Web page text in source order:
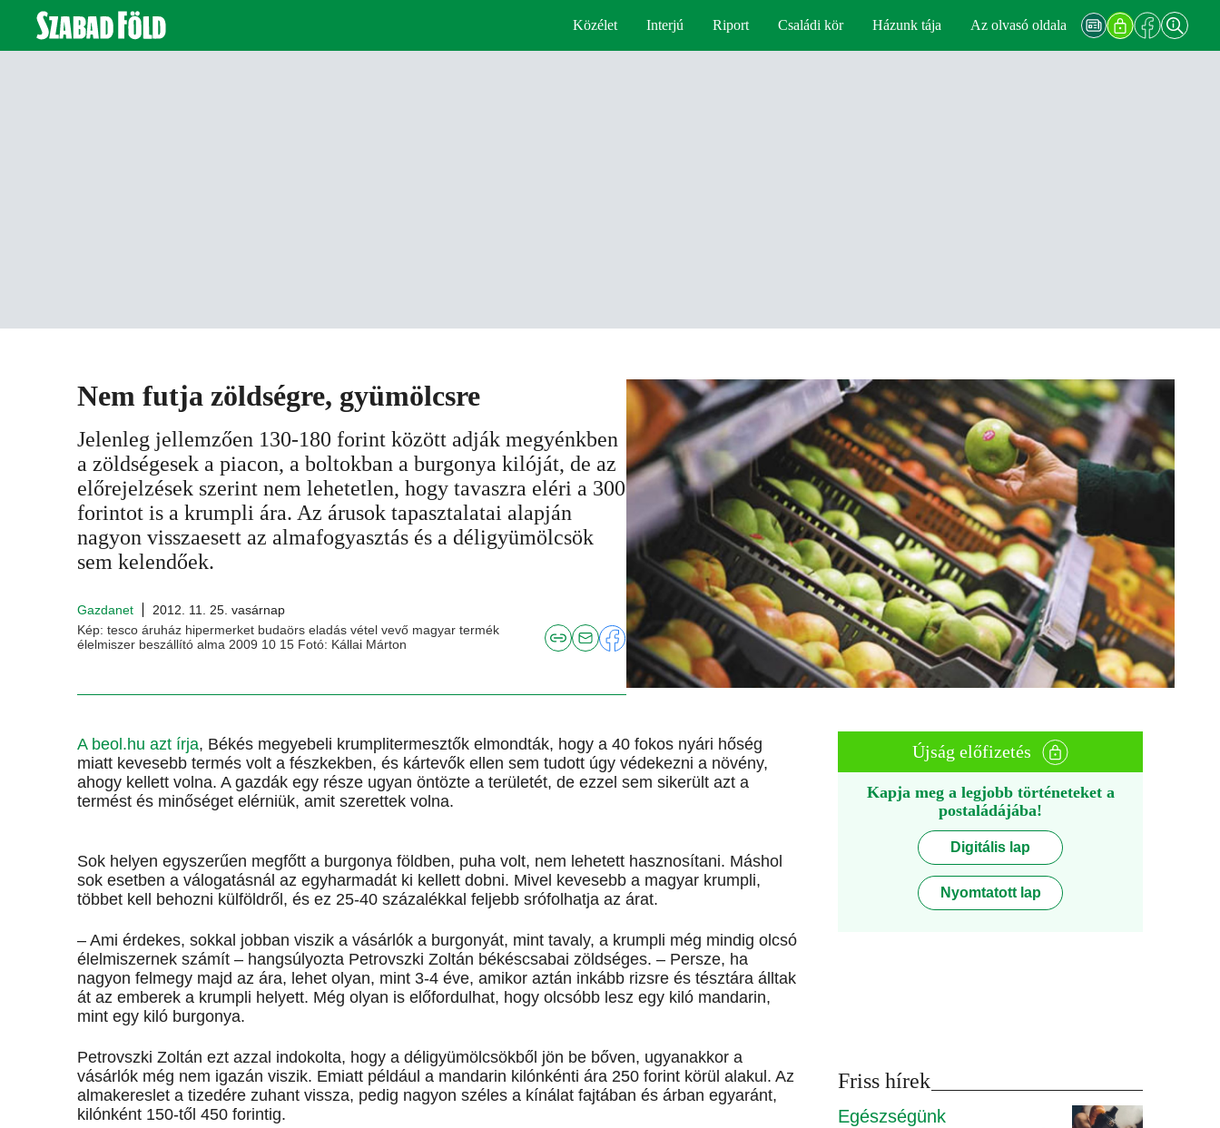
Közélet Interjú Riport Családi kör Házunk tája Az olvasó oldala
Nem futja zöldségre, gyümölcsre
Jelenleg jellemzően 130-180 forint között adják megyénkben
a zöldségesek a piacon, a boltokban a burgonya kilóját, de az
előrejelzések szerint nem lehetetlen, hogy tavaszra eléri a 300
forintot is a krumpli ára. Az árusok tapasztalatai alapján
nagyon visszaesett az almafogyasztás és a déligyümölcsök
sem kelendőek.
Gazdanet
2012. 11. 25. vasárnap
Kép: tesco áruház hipermerket budaörs eladás vétel vevő magyar termék
élelmiszer beszállító alma 2009 10 15 Fotó: Kállai Márton
A beol.hu azt írja, Békés megyebeli krumplitermesztők elmondták, hogy a 40 fokos nyári hőség
miatt kevesebb termés volt a fészkekben, és kártevők ellen sem tudott úgy védekezni a növény,
ahogy kellett volna. A gazdák egy része ugyan öntözte a területét, de ezzel sem sikerült azt a
termést és minőséget elérniük, amit szerettek volna.
Sok helyen egyszerűen megfőtt a burgonya földben, puha volt, nem lehetett hasznosítani. Máshol
sok esetben a válogatásnál az egyharmadát ki kellett dobni. Mivel kevesebb a magyar krumpli,
többet kell behozni külföldről, és ez 25-40 százalékkal feljebb srófolhatja az árat.
– Ami érdekes, sokkal jobban viszik a vásárlók a burgonyát, mint tavaly, a krumpli még mindig olcsó
élelmiszernek számít – hangsúlyozta Petrovszki Zoltán békéscsabai zöldséges. – Persze, ha
nagyon felmegy majd az ára, lehet olyan, mint 3-4 éve, amikor aztán inkább rizsre és tésztára álltak
át az emberek a krumpli helyett. Még olyan is előfordulhat, hogy olcsóbb lesz egy kiló mandarin,
mint egy kiló burgonya.
Petrovszki Zoltán ezt azzal indokolta, hogy a déligyümölcsökből jön be bőven, ugyanakkor a
vásárlók még nem igazán viszik. Emiatt például a mandarin kilónkénti ára 250 forint körül alakul. Az
almakereslet a tizedére zuhant vissza, pedig nagyon széles a kínálat fajtában és árban egyaránt,
kilónként 150-től 450 forintig.
Újság előfizetés
Kapja meg a legjobb történeteket a
postaládájába!
Digitális lap
Nyomtatott lap
Friss hírek
Egészségünk